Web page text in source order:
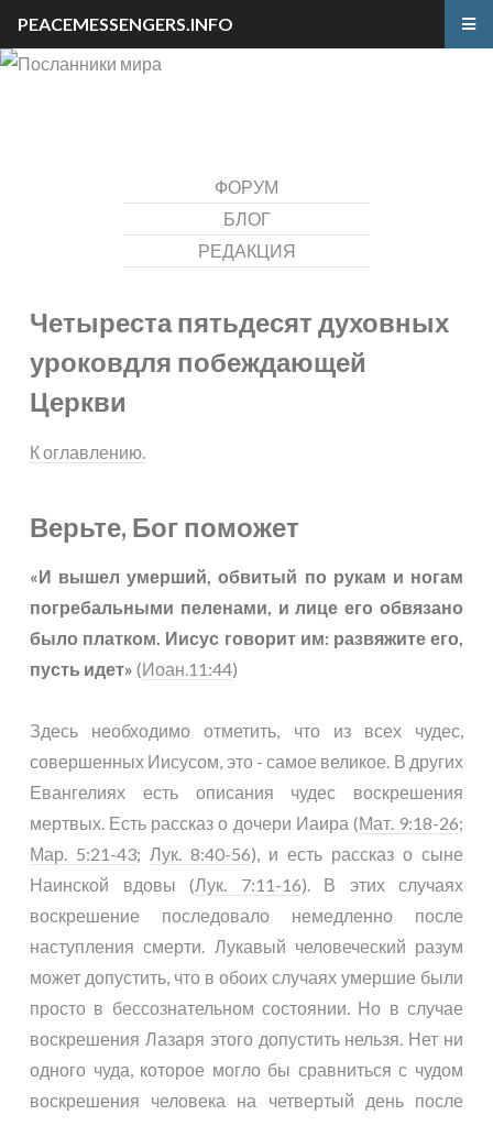
ФОРУМ
БЛОГ
РЕДАКЦИЯ
Четыреста пятьдесят духовных
уроковдля побеждающей
Церкви
К оглавлению.
Верьте, Бог поможет
«И вышел умерший, обвитый по рукам и ногам
погребальными пеленами, и лице его обвязано
было платком. Иисус говорит им: развяжите его,
пусть идет» (Иоан.11:44)
Здесь необходимо отметить, что из всех чудес,
совершенных Иисусом, это - самое великое. В других
Евангелиях есть описания чудес воскрешения
мертвых. Есть рассказ о дочери Иаира (Мат. 9:18-26;
Мар. 5:21-43; Лук. 8:40-56), и есть рассказ о сыне
Наинской вдовы (Лук. 7:11-16). В этих случаях
воскрешение последовало немедленно после
наступления смерти. Лукавый человеческий разум
может допустить, что в обоих случаях умершие были
просто в бессознательном состоянии. Но в случае
воскрешения Лазаря этого допустить нельзя. Нет ни
одного чуда, которое могло бы сравниться с чудом
воскрешения человека на четвертый день после
PEACEMESSENGERS.INFO